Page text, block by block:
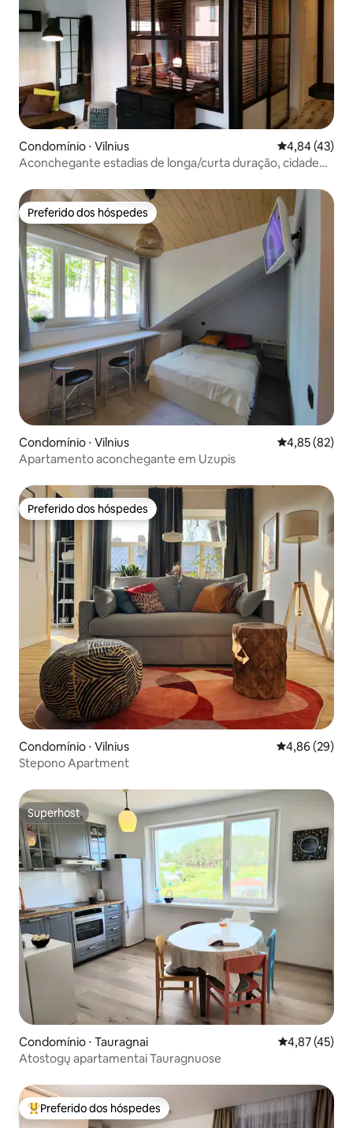
Condomínio ⋅ Vilnius 4,84 de uma
4,84 (43)
Aconchegante estadias de longa/curta duração, cidade
Preferido dos hóspedes
Preferido dos hóspedes
Condomínio ⋅ Vilnius 4,85 de uma
4,85 (82)
Apartamento aconchegante em Uzupis
Preferido dos hóspedes
Preferido dos hóspedes
Condomínio ⋅ Vilnius 4,86 de uma
4,86 (29)
Stepono Apartment
Superhost
Superhost
Condomínio ⋅ Tauragnai 4,87 de uma
4,87 (45)
Atostogų apartamentai Tauragnuose
Entre os melhores preferidos dos hóspedes
Preferido dos hóspedes